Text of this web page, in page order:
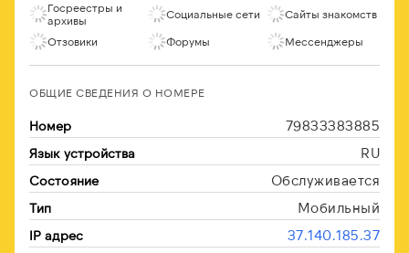
Госреестры и
архивы
Социальные сети Сайты знакомств
Отзовики Форумы Мессенджеры
ОБЩИЕ СВЕДЕНИЯ О НОМЕРЕ
Номер 79833383885
Язык устройства RU
Состояние Обслуживается
Тип Мобильный
IP адрес 37.140.185.37